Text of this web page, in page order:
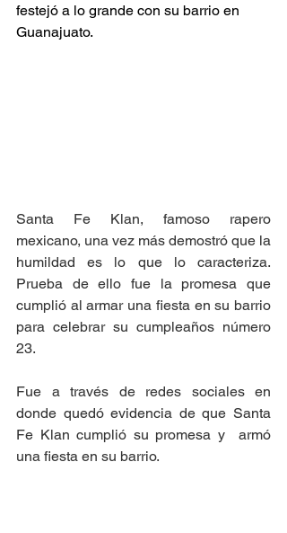
festejó a lo grande con su barrio en
Guanajuato.
Santa Fe Klan, famoso rapero
mexicano, una vez más demostró que la
humildad es lo que lo caracteriza.
Prueba de ello fue la promesa que
cumplió al armar una fiesta en su barrio
para celebrar su cumpleaños número
23.
Fue a través de redes sociales en
donde quedó evidencia de que Santa
Fe Klan cumplió su promesa y  armó
una fiesta en su barrio.